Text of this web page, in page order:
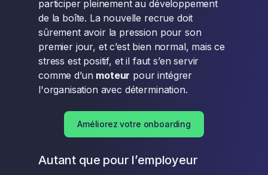
participer pleinement au développement
de la boîte. La nouvelle recrue doit
sûrement avoir la pression pour son
premier jour, et c’est bien normal, mais ce
stress est positif, et il faut s’en servir
comme d’un moteur pour intégrer
l'organisation avec détermination.
Améliorez votre onboarding
Autant que pour l’employeur